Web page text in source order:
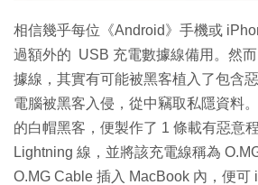
相信幾乎每位《Android》手機或
過額外的 USB 充電數據線備用。然
據線，其實有可能被黑客植入了包含
電腦被黑客入侵，從中竊取私隱資料
的白帽黑客，便製作了 1 條載有惡意
Lightning 線，並將該充電線稱為
O.MG Cable 插入 MacBook 內，便可